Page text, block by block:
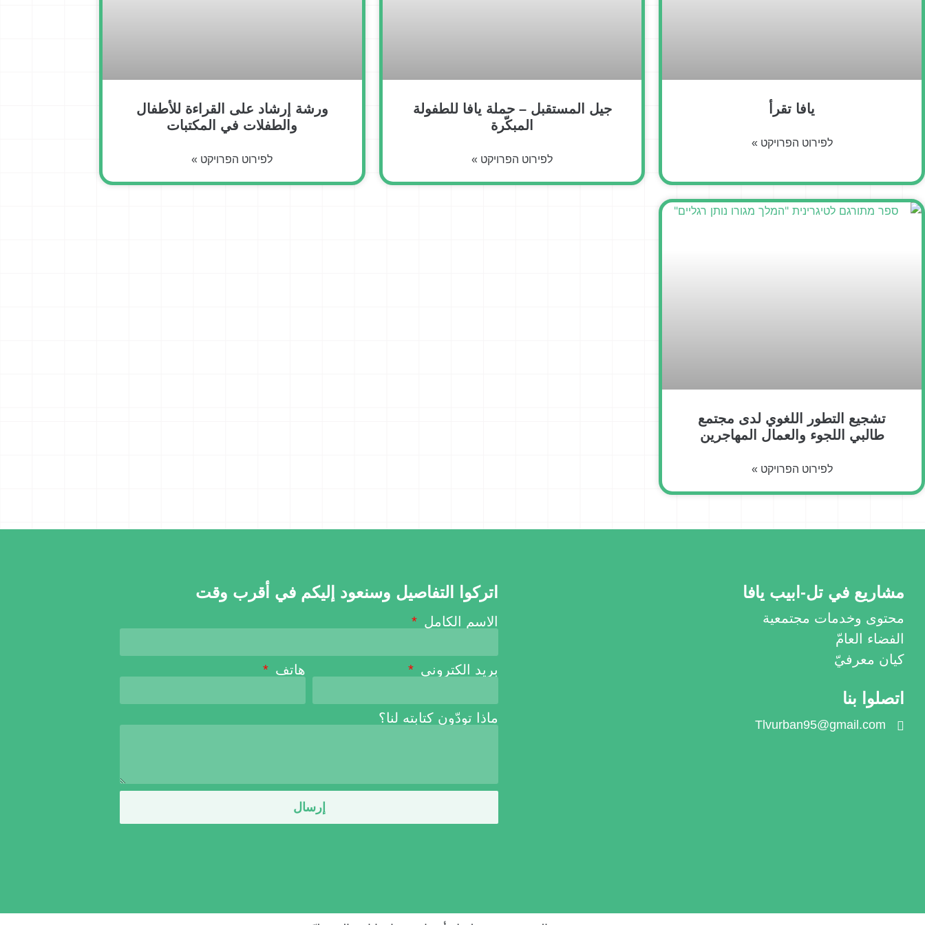
يافا تقرأ
לפירוט הפרויקט »
جيل المستقبل – حملة يافا للطفولة
المبكّرة
לפירוט הפרויקט »
ورشة إرشاد على القراءة للأطفال
والطفلات في المكتبات
לפירוט הפרויקט »
تشجيع التطور اللغوي لدى مجتمع
طالبي اللجوء والعمال المهاجرين
לפירוט הפרויקט »
مشاريع في تل-ابيب يافا
محتوى وخدمات مجتمعية
الفضاء العامّ
كيان معرفيّ
اتصلوا بنا
Tlvurban95@gmail.com
اتركوا التفاصيل وسنعود إليكم في أقرب وقت
الاسم الكامل
بريد الكتروني هاتف
ماذا تودّون كتابته لنا؟
إرسال